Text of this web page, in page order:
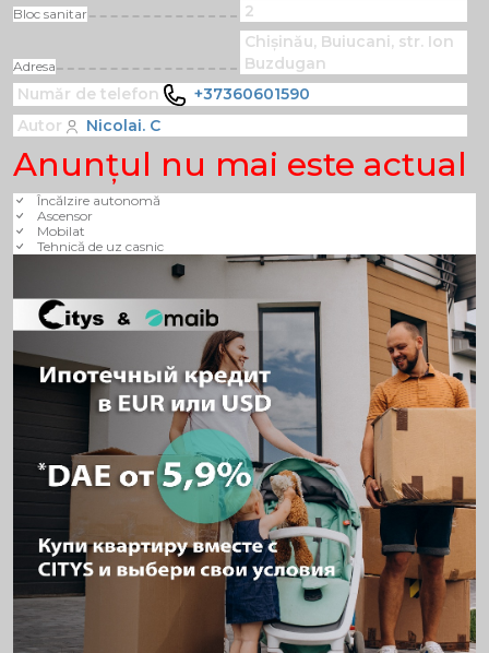
Bloc sanitar 2
Adresa
Chișinău, Buiucani, str. Ion
Buzdugan
Număr de telefon
+37360601590
Autor
Nicolai. C
Anunţul nu mai este actual
Încălzire autonomă
Ascensor
Mobilat
Tehnică de uz casnic